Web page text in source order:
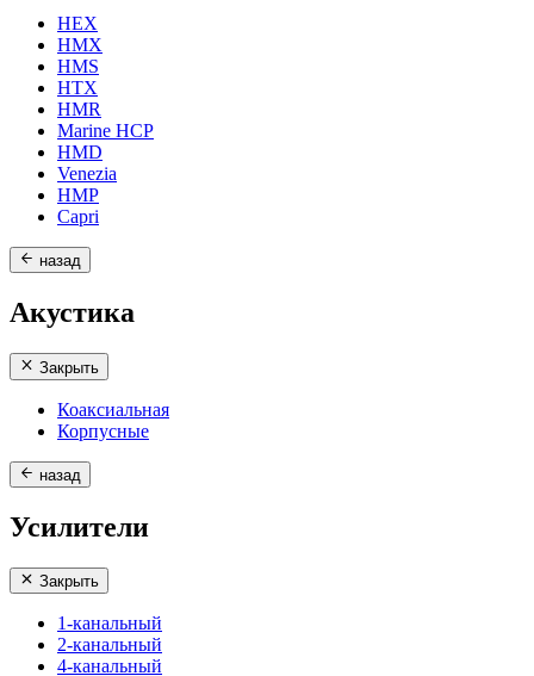
HEX
HMX
HMS
HTX
HMR
Marine HCP
HMD
Venezia
HMP
Capri
назад
Акустика
Закрыть
Коаксиальная
Корпусные
назад
Усилители
Закрыть
1-канальный
2-канальный
4-канальный